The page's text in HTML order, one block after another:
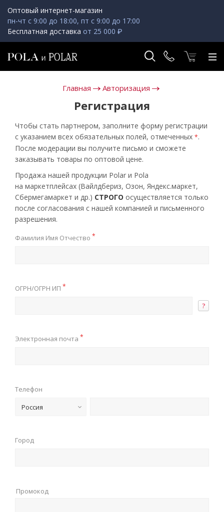
Оптовый интернет-магазин
пн-чт с 9:00 до 18:00, пт с 9:00 до 17:00
Бесплатная доставка от 25 000 ₽
Главная Авторизация
Регистрация
Чтобы стать партнером, заполните форму регистрации
с указанием всех обязательных полей, отмеченных *.
После модерации вы получите письмо и сможете
заказывать товары по оптовой цене.
Продажа нашей продукции Polar и Pola
на маркетплейсах (Вайлдбериз, Озон, Яндекс.маркет,
Сбермегамаркет и др.) СТРОГО осуществляется только
после согласования с нашей компанией и письменного
разрешения.
Фамилия Имя Отчество *
ОГРН/ОГРН ИП *
?
Электронная почта *
Телефон
Россия
Город
Промокод